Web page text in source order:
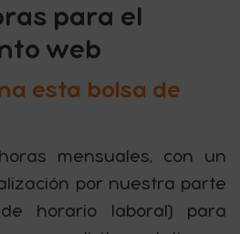
para el
web
esta bolsa de
mensuales, con un
por nuestra parte
horario laboral) para